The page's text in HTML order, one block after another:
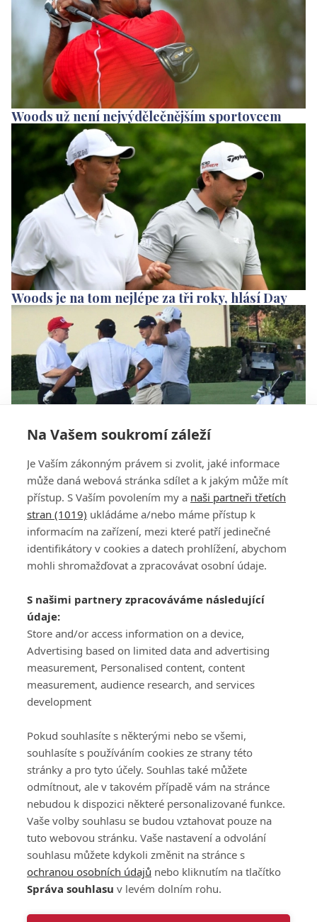
Na Vašem soukromí záleží
Je Vaším zákonným právem si zvolit, jaké informace
může daná webová stránka sdílet a k jakým může mít
přístup. S Vaším povolením my a naši partneři třetích
stran (1019) ukládáme a/nebo máme přístup k
informacím na zařízení, mezi které patří jedinečné
identifikátory v cookies a datech prohlížení, abychom
mohli shromažďovat a zpracovávat osobní údaje.
S našimi partnery zpracováváme následující
údaje:
Store and/or access information on a device,
Advertising based on limited data and advertising
measurement, Personalised content, content
measurement, audience research, and services
development
Pokud souhlasíte s některými nebo se všemi,
souhlasíte s používáním cookies ze strany této
stránky a pro tyto účely. Souhlas také můžete
odmítnout, ale v takovém případě vám na stránce
nebudou k dispozici některé personalizované funkce.
Vaše volby souhlasu se budou vztahovat pouze na
tuto webovou stránku. Vaše nastavení a odvolání
souhlasu můžete kdykoli změnit na stránce s
ochranou osobních údajů nebo kliknutím na tlačítko
Správa souhlasu v levém dolním rohu.
Woods už není nejvýdělečnějším sportovcem
Woods je na tom nejlépe za tři roky, hlásí Day
Woodsova příprava na návrat. Runda s
Trumpem a DJem
Všeobecné obchodní
podmínky služby
GolfExtra.cz Premium
Podmínky zpracování
osobních údajů při
GolfExtra
Ceník GolfExtra.cz
Premium
Doporučené odkazy
Adresa
Olbrachtova 1980/5
140 00 Praha 4
Editor
Honza Fait
+420 723 898 969
fait@golfextra.cz
Obchod
Edita Hanušová
+420 724 150 784
hanusova@relmost.cz